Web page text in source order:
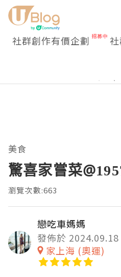
社群創作有價企劃
美食
驚喜家嘗菜
瀏覽次數:663
戀吃車媽媽
發佈於 2024.09.18
家上海 (奧運)